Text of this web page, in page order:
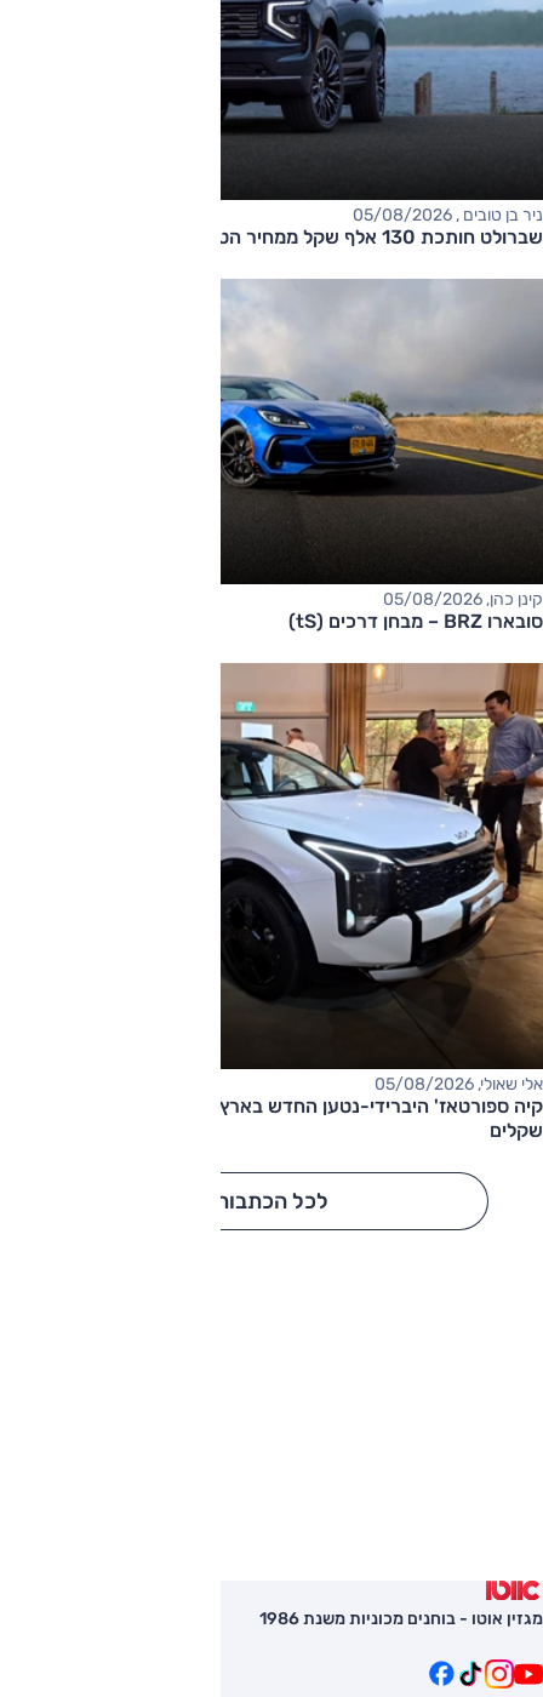
ניר בן טובים , 05/08/2026
שברולט חותכת 130 אלף שקל ממחיר הטאהו
קינן כהן, 05/08/2026
סובארו BRZ – מבחן דרכים (tS)
אלי שאולי, 05/08/2026
שקלים
לכל הכתבות
מגזין אוטו - בוחנים מכוניות משנת 1986